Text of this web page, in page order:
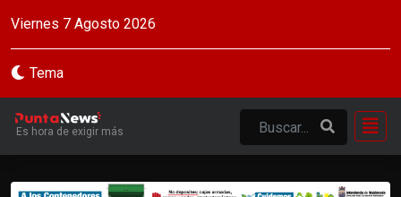
Viernes 7 Agosto 2026
Tema
Es hora de exigir más